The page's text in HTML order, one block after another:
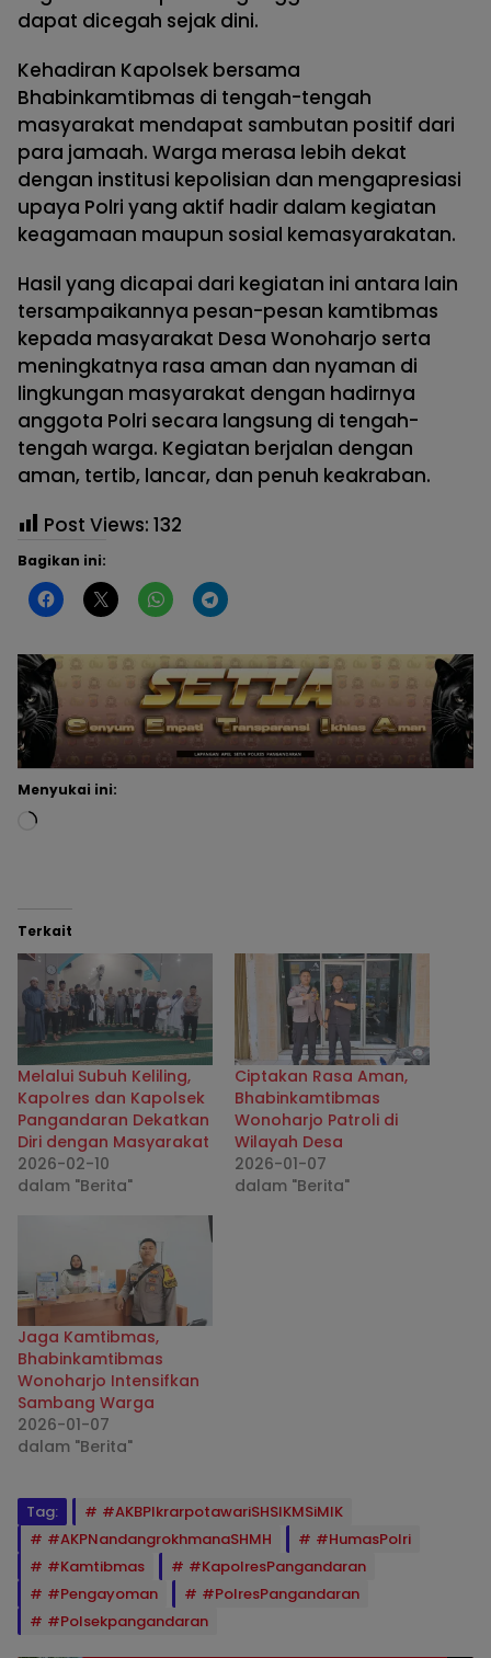
dapat dicegah sejak dini.
Kehadiran Kapolsek bersama
Bhabinkamtibmas di tengah-tengah
masyarakat mendapat sambutan positif dari
para jamaah. Warga merasa lebih dekat
dengan institusi kepolisian dan mengapresiasi
upaya Polri yang aktif hadir dalam kegiatan
keagamaan maupun sosial kemasyarakatan.
Hasil yang dicapai dari kegiatan ini antara lain
tersampaikannya pesan-pesan kamtibmas
kepada masyarakat Desa Wonoharjo serta
meningkatnya rasa aman dan nyaman di
lingkungan masyarakat dengan hadirnya
anggota Polri secara langsung di tengah-
tengah warga. Kegiatan berjalan dengan
aman, tertib, lancar, dan penuh keakraban.
Post Views: 132
Bagikan ini:
Menyukai ini:
Terkait
Melalui Subuh Keliling,
Kapolres dan Kapolsek
Pangandaran Dekatkan
Diri dengan Masyarakat
2026-02-10
dalam "Berita"
Ciptakan Rasa Aman,
Bhabinkamtibmas
Wonoharjo Patroli di
Wilayah Desa
2026-01-07
dalam "Berita"
Jaga Kamtibmas,
Bhabinkamtibmas
Wonoharjo Intensifkan
Sambang Warga
2026-01-07
dalam "Berita"
Tag:
#AKBPIkrarpotawariSHSIKMSiMIK
#AKPNandangrokhmanaSHMH
#HumasPolri
#Kamtibmas
#KapolresPangandaran
#Pengayoman
#PolresPangandaran
#Polsekpangandaran